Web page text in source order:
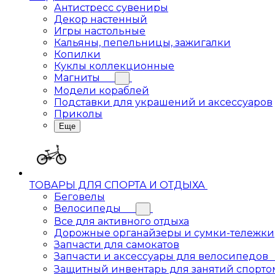
Антистресс сувениры
Декор настенный
Игры настольные
Кальяны, пепельницы, зажигалки
Копилки
Куклы коллекционные
Магниты
Модели кораблей
Подставки для украшений и аксессуаров
Приколы
Еще
ТОВАРЫ ДЛЯ СПОРТА И ОТДЫХА
Беговелы
Велосипеды
Все для активного отдыха
Дорожные органайзеры и сумки-тележки
Запчасти для самокатов
Запчасти и аксессуары для велосипедов
Защитный инвентарь для занятий